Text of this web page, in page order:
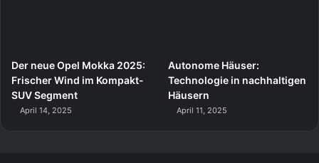
Der neue Opel Mokka 2025:
Frischer Wind im Kompakt-
SUV Segment
April 14, 2025
Autonome Häuser:
Technologie in nachhaltigen
Häusern
April 11, 2025